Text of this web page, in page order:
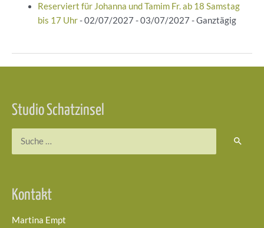
Reserviert für Johanna und Tamim Fr. ab 18 Samstag
bis 17 Uhr- 02/07/2027 - 03/07/2027 - Ganztägig
Studio Schatzinsel
Kontakt
Martina Empt